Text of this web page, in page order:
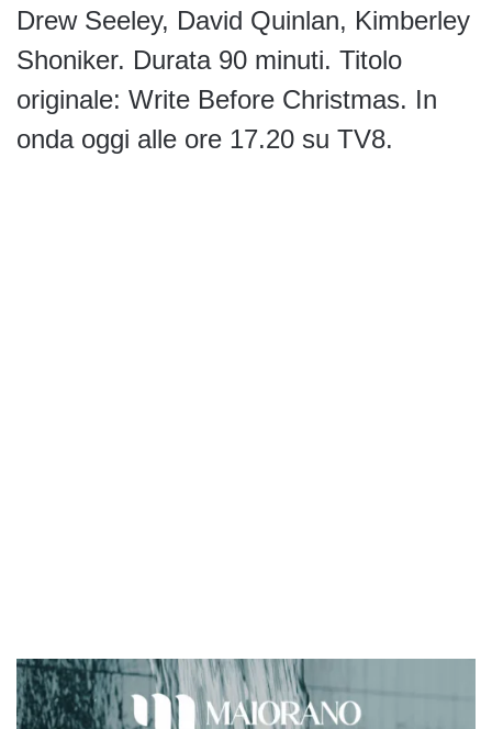
Drew Seeley, David Quinlan, Kimberley
Shoniker. Durata 90 minuti. Titolo
originale: Write Before Christmas. In
onda oggi alle ore 17.20 su TV8.